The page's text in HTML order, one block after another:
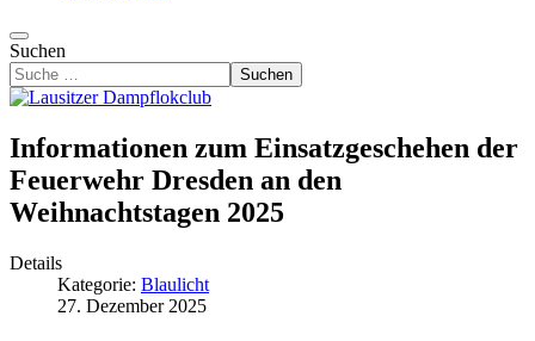
Suchen
Suchen
Informationen zum Einsatzgeschehen der
Feuerwehr Dresden an den
Weihnachtstagen 2025
Details
Kategorie: Blaulicht
27. Dezember 2025